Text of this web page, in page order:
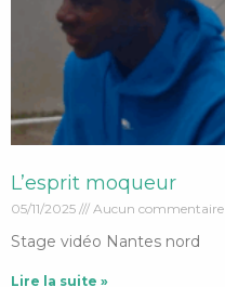
L’esprit moqueur
05/11/2025 Aucun commentaire
Stage vidéo Nantes nord
Lire la suite »